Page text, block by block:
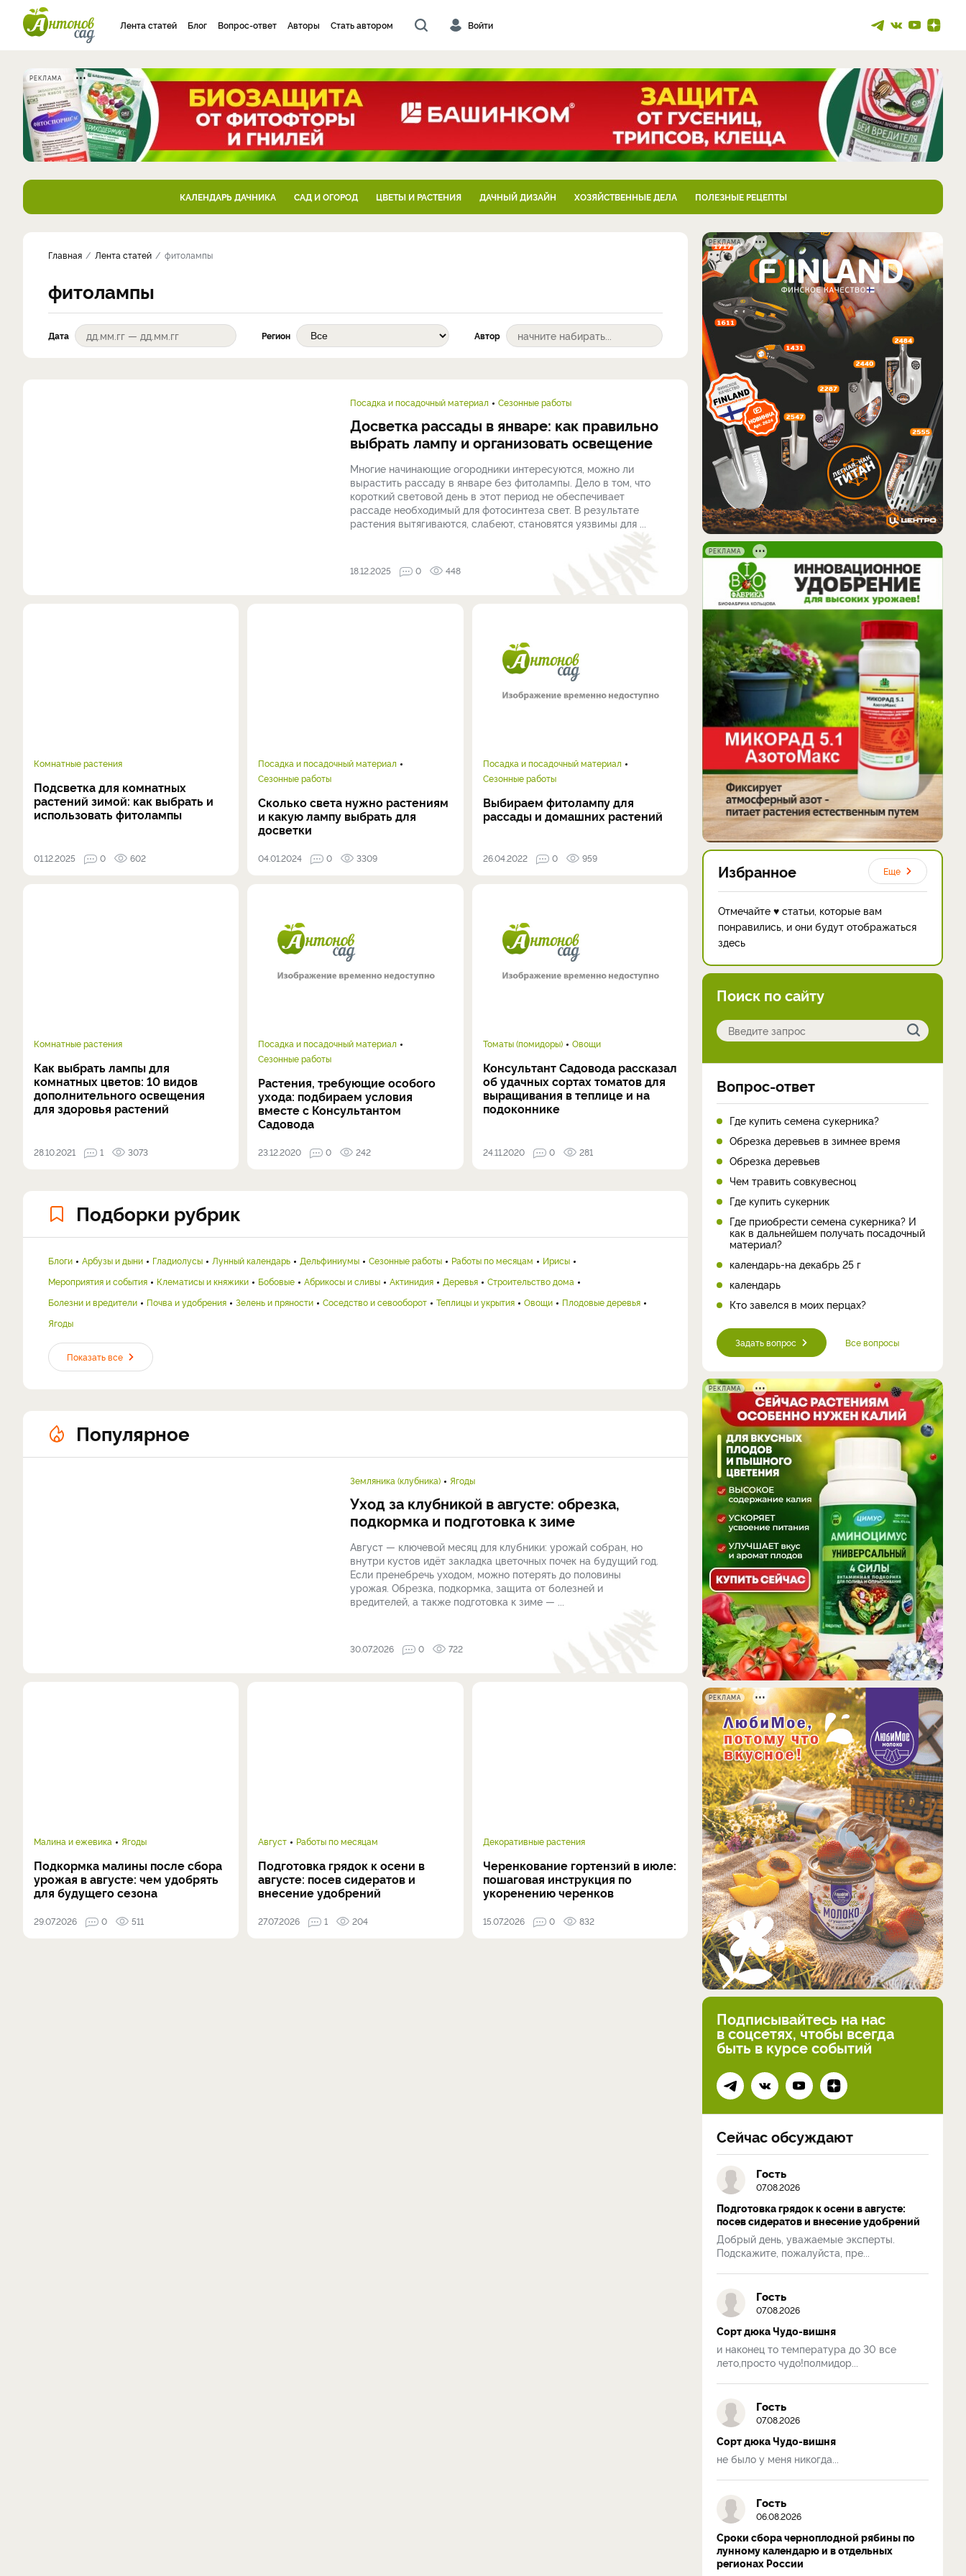
Лента статей Блог Вопрос-ответ Авторы Стать автором Войти
РЕКЛАМА
КАЛЕНДАРЬ ДАЧНИКА САД И ОГОРОД ЦВЕТЫ И РАСТЕНИЯ ДАЧНЫЙ ДИЗАЙН ХОЗЯЙСТВЕННЫЕ ДЕЛА ПОЛЕЗНЫЕ РЕЦЕПТЫ
Главная Лента статей фитолампы
фитолампы
Дата Регион Автор
Посадка и посадочный материал Сезонные работы
Досветка рассады в январе: как правильно
выбрать лампу и организовать освещение
Многие начинающие огородники интересуются, можно ли
вырастить рассаду в январе без фитолампы. Дело в том, что
короткий световой день в этот период не обеспечивает
рассаде необходимый для фотосинтеза свет. В результате
растения вытягиваются, слабеют, становятся уязвимы для ...
18.12.2025 0 448
Комнатные растения
Подсветка для комнатных
растений зимой: как выбрать и
использовать фитолампы
01.12.2025 0 602
Посадка и посадочный материал
Сезонные работы
Сколько света нужно растениям
и какую лампу выбрать для
досветки
04.01.2024 0 3309
Посадка и посадочный материал
Сезонные работы
Выбираем фитолампу для
рассады и домашних растений
26.04.2022 0 959
Комнатные растения
Как выбрать лампы для
комнатных цветов: 10 видов
дополнительного освещения
для здоровья растений
28.10.2021 1 3073
Посадка и посадочный материал
Сезонные работы
Растения, требующие особого
ухода: подбираем условия
вместе с Консультантом
Садовода
23.12.2020 0 242
Томаты (помидоры) Овощи
Консультант Садовода рассказал
об удачных сортах томатов для
выращивания в теплице и на
подоконнике
24.11.2020 0 281
Подборки рубрик
Блоги Арбузы и дыни Гладиолусы Лунный календарь Дельфиниумы Сезонные работы Работы по месяцам
Ирисы
Мероприятия и события
Клематисы и княжики Бобовые Абрикосы и сливы Актинидия Деревья
Строительство дома
Болезни и вредители
Почва и удобрения Зелень и пряности Соседство и севооборот Теплицы и укрытия Овощи
Плодовые деревья
Ягоды
Показать все
Популярное
Земляника (клубника) Ягоды
Уход за клубникой в августе: обрезка,
подкормка и подготовка к зиме
Август — ключевой месяц для клубники: урожай собран, но
внутри кустов идёт закладка цветочных почек на будущий год.
Если пренебречь уходом, можно потерять до половины
урожая. Обрезка, подкормка, защита от болезней и
вредителей, а также подготовка к зиме — ...
30.07.2026 0 722
Малина и ежевика Ягоды
Подкормка малины после сбора
урожая в августе: чем удобрять
для будущего сезона
29.07.2026 0 511
Август Работы по месяцам
Подготовка грядок к осени в
августе: посев сидератов и
внесение удобрений
27.07.2026 1 204
Декоративные растения
Черенкование гортензий в июле:
пошаговая инструкция по
укоренению черенков
15.07.2026 0 832
РЕКЛАМА
РЕКЛАМА
Избранное Еще
Отмечайте ♥ статьи, которые вам
понравились, и они будут отображаться
здесь
Поиск по сайту
Вопрос-ответ
Где купить семена сукерника?
Обрезка деревьев в зимнее время
Обрезка деревьев
Чем травить совкувесноц
Где купить сукерник
Где приобрести семена сукерника? И
как в дальнейшем получать посадочный
материал?
календарь-на декабрь 25 г
календарь
Кто завелся в моих перцах?
Задать вопрос Все вопросы
РЕКЛАМА
РЕКЛАМА
Подписывайтесь на нас
в соцсетях, чтобы всегда
быть в курсе событий
Сейчас обсуждают
Гость
07.08.2026
Подготовка грядок к осени в августе:
посев сидератов и внесение удобрений
Добрый день, уважаемые эксперты.
Подскажите, пожалуйста, пре...
Гость
07.08.2026
Сорт дюка Чудо-вишня
и наконец то температура до 30 все
лето,просто чудо!полмидор...
Гость
07.08.2026
Сорт дюка Чудо-вишня
не было у меня никогда...
Гость
06.08.2026
Сроки сбора черноплодной рябины по
лунному календарю и в отдельных
регионах России